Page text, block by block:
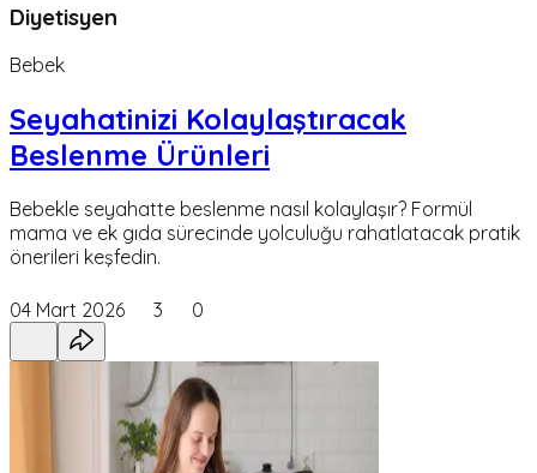
Diyetisyen
Bebek
Seyahatinizi Kolaylaştıracak
Beslenme Ürünleri
Bebekle seyahatte beslenme nasıl kolaylaşır? Formül
mama ve ek gıda sürecinde yolculuğu rahatlatacak pratik
önerileri keşfedin.
04 Mart 2026 3 0